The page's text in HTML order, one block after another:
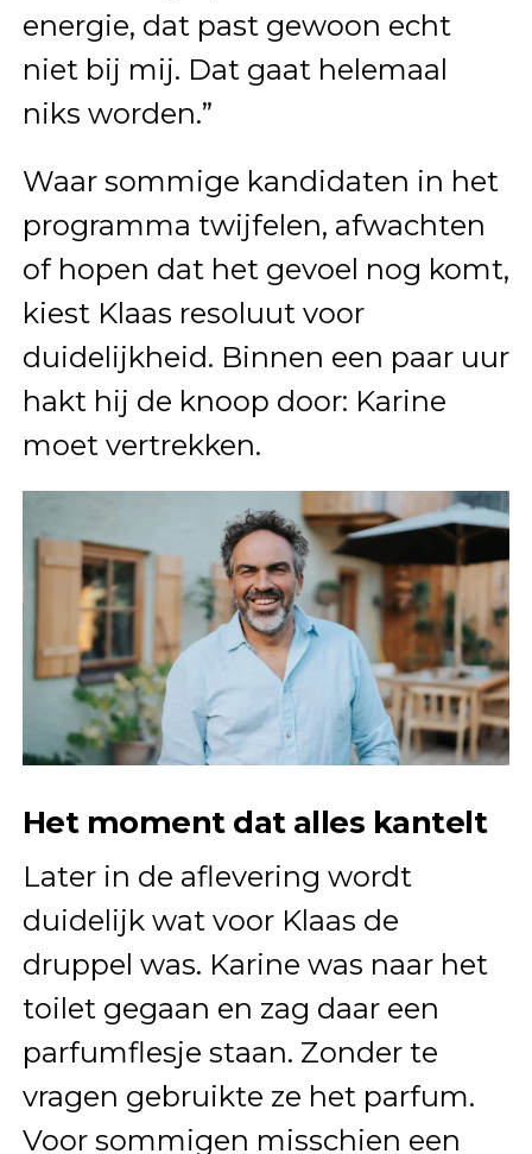
energie, dat past gewoon echt
niet bij mij. Dat gaat helemaal
niks worden.”
Waar sommige kandidaten in het
programma twijfelen, afwachten
of hopen dat het gevoel nog komt,
kiest Klaas resoluut voor
duidelijkheid. Binnen een paar uur
hakt hij de knoop door: Karine
moet vertrekken.
Het moment dat alles kantelt
Later in de aflevering wordt
duidelijk wat voor Klaas de
druppel was. Karine was naar het
toilet gegaan en zag daar een
parfumflesje staan. Zonder te
vragen gebruikte ze het parfum.
Voor sommigen misschien een